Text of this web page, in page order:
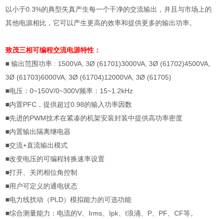
以小于0.3%的典型失真产生每一个干净的交流输出，并且与市场上的
其他电源相比，它可以产生更高的效率和提供更多的输出功率。
致茂三相可编程交流电源特性：
■ 输出范围功率 : 1500VA, 3Ø (61701)3000VA, 3Ø (61702)4500VA,
3Ø (61703)6000VA, 3Ø (61704)12000VA, 3Ø (61705)
■电压：0~150V/0~300V频率： 15~1.2kHz
■内置PFC ，提供超过0.98的输入功率因数
■先进的PWM技术在紧凑的机架安装封装中提供高功率密度
■内置输出隔离继电器
■交流+直流输出模式
■改变电压的可编程转换速率设置
■打开、关闭相位角控制
■用户可定义的通电状态
■电力线扰动（PLD）模拟能力的可选功能
■综合测量能力：电流的V Irms Ipk I浪涌、 P PF 、CF等。